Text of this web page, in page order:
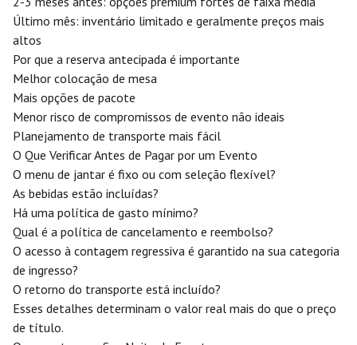
Último mês: inventário limitado e geralmente preços mais
altos
Por que a reserva antecipada é importante
Melhor colocação de mesa
Mais opções de pacote
Menor risco de compromissos de evento não ideais
Planejamento de transporte mais fácil
O Que Verificar Antes de Pagar por um Evento
O menu de jantar é fixo ou com seleção flexível?
As bebidas estão incluídas?
Há uma política de gasto mínimo?
Qual é a política de cancelamento e reembolso?
O acesso à contagem regressiva é garantido na sua categoria
de ingresso?
O retorno do transporte está incluído?
Esses detalhes determinam o valor real mais do que o preço
de título.